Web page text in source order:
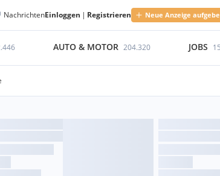
NachrichtenEinloggen | Registrieren Neue Anzeige
AUTO & MOTOR 204.320 JOBS